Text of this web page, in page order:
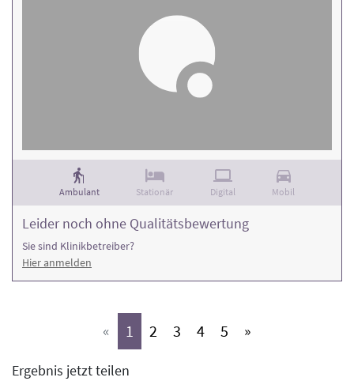
Ambulant Stationär Digital Mobil
Leider noch ohne Qualitätsbewertung
Sie sind Klinikbetreiber?
Hier anmelden
« 1 (aktiv)
2 (aktiv)
3 (aktiv)
4(aktiv)
5 (aktiv)
»
Ergebnis jetzt teilen